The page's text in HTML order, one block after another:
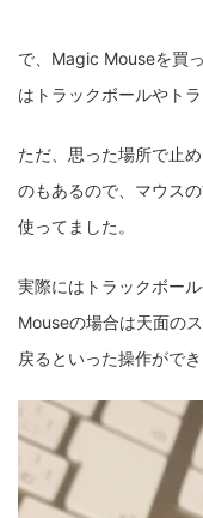
で、Magic Mouseを買
はトラックボールやト
ただ、思った場所で止
のもあるので、マウス
使ってました。
実際にはトラックボー
Mouseの場合は天面の
戻るといった操作がで